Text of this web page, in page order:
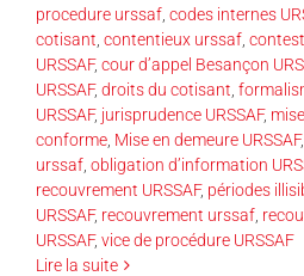
procedure urssaf codes internes
cotisant contentieux urssaf
URSSAF, cour d’appel Besançon
URSSAF, droits du cotisant
URSSAF, jurisprudence URSSAF,
conforme Mise en demeure URSSAF,
urssaf obligation d’information
recouvrement URSSAF, périodes
URSSAF, recouvrement urssaf
URSSAF, vice de procédure URSSAF
Lire la suite